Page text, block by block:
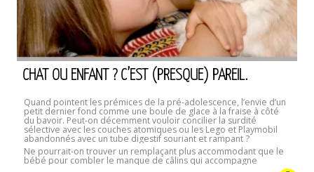
CHAT OU ENFANT ? C’EST (PRESQUE) PAREIL.
Quand pointent les prémices de la pré-adolescence, l’envie d’un
petit dernier fond comme une boule de glace à la fraise à côté
du bavoir. Peut-on décemment vouloir concilier la surdité
sélective avec les couches atomiques ou les Lego et Playmobil
abandonnés avec un tube digestif souriant et rampant ?
Ne pourrait-on trouver un remplaçant plus accommodant que le
bébé pour combler le manque de câlins qui accompagne